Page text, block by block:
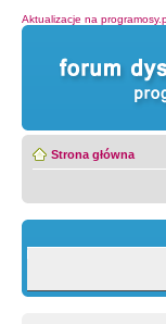
Aktualizacje na
Strona główna